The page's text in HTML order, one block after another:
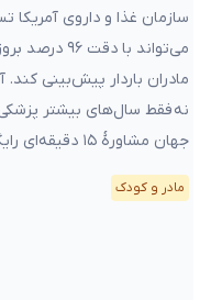
سازمان غذا و داروی آمریکا
می‌تواند با
مادران باردار پیش‌بینی
نه فقط سال‌های بیشتر
جهان مشاورهٔ ۱۵ دقیقه‌ای رایگان در واتساپ […]
مادر و کودک